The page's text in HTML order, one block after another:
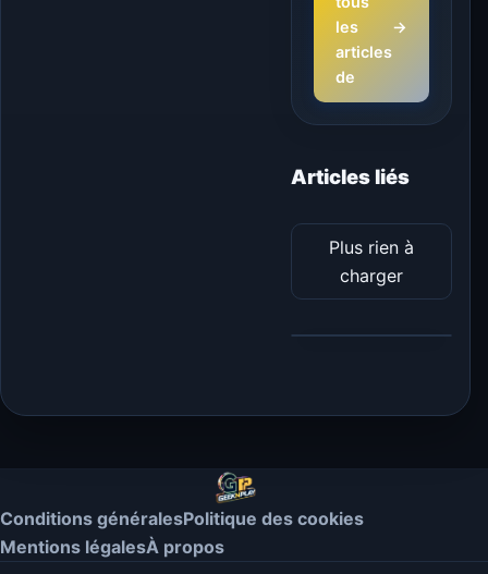
les
articles
de
→
Articles liés
Plus rien à
charger
Conditions généralesPolitique des cookies
Mentions légalesÀ propos